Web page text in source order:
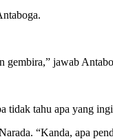
gembira,” jawab
tidak tahu apa yang
“Kanda, apa